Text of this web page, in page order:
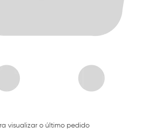
visualizar o último pedido